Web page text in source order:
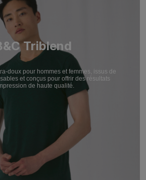
Triblend
doux pour hommes et femmes, issus de
et conçus pour offrir des résultats
de haute qualité.